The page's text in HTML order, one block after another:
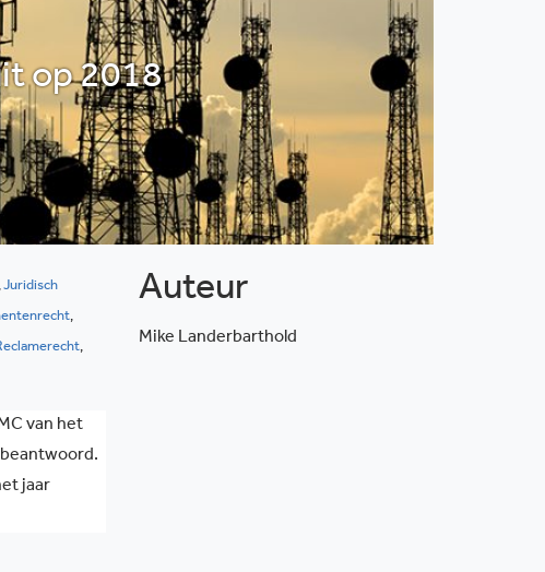
op 2018
,Juridisch
,
,
van het
jaar
Auteur
Mike Landerbarthold